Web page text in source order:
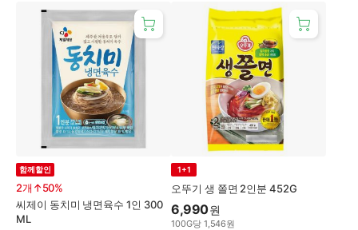
씨제이 동치미 냉면육수 1인 300
ML
함께할인
2개↑50% 오뚜기 생 쫄면 2인분 452G
1+1
6,990원
100G당 1,546원